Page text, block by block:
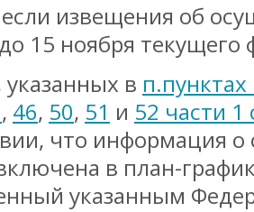
извещения об
15 ноября текущего
в п.пунктах
, 46, 50, 51 и 52 части 1
что информация
в план-
указанным